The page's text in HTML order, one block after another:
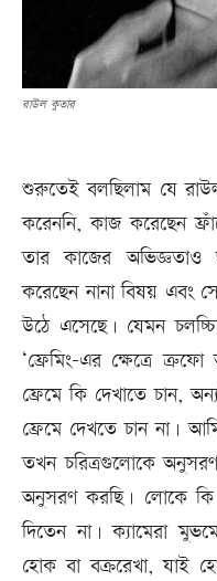
রাউল কুতার
শুরুতেই বলছিলাম যে
করেননি, কাজ করেছেন
তার কাজের অভিজ্ঞতাও
করেছেন নানা বিষয় এবং
উঠে এসেছে। যেমন
‘ফ্রেমিং-এর ক্ষেত্রে
ফ্রেমে কি দেখাতে চান,
ফ্রেমে দেখতে চান না।
তখন চরিত্রগুলোকে অনুসরণ
অনুসরণ করছি। লোকে কি
দিতেন না। ক্যামেরা
হোক বা বক্ররেখা, যাই